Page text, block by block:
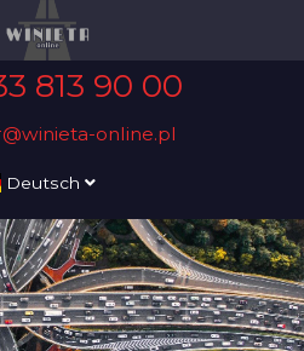
813 90 00
online.pl
Deutsch